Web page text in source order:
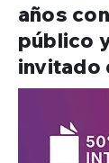
años
público
invitado